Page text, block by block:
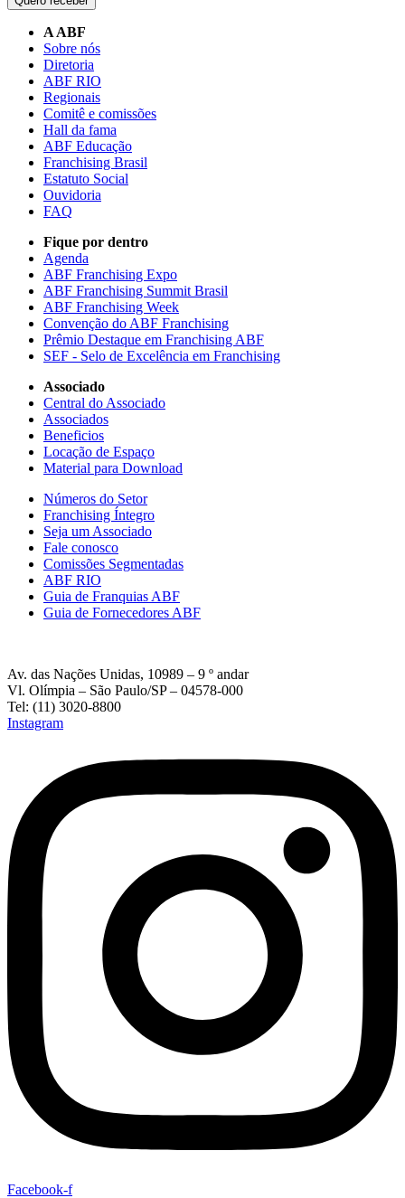
A ABF
Sobre nós
Diretoria
ABF RIO
Regionais
Comitê e comissões
Hall da fama
ABF Educação
Franchising Brasil
Estatuto Social
Ouvidoria
FAQ
Fique por dentro
Agenda
ABF Franchising Expo
ABF Franchising Summit Brasil
ABF Franchising Week
Convenção do ABF Franchising
Prêmio Destaque em Franchising ABF
SEF - Selo de Excelência em Franchising
Associado
Central do Associado
Associados
Beneficios
Locação de Espaço
Material para Download
Números do Setor
Franchising Íntegro
Seja um Associado
Fale conosco
Comissões Segmentadas
ABF RIO
Guia de Franquias ABF
Guia de Fornecedores ABF
Av. das Nações Unidas, 10989 – 9 º andar
Vl. Olímpia – São Paulo/SP – 04578-000
Tel: (11) 3020-8800
Instagram
Facebook-f